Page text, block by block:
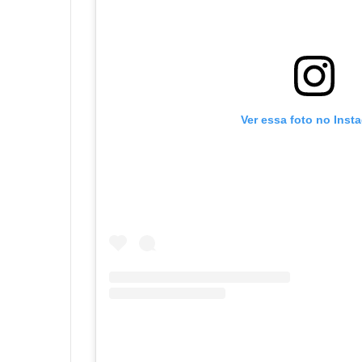
Ver essa foto no